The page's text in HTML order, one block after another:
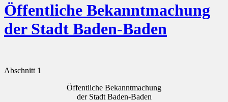
Öffentliche Bekanntmachung
der Stadt Baden-Baden
Abschnitt 1
Öffentliche Bekanntmachung
der Stadt Baden-Baden